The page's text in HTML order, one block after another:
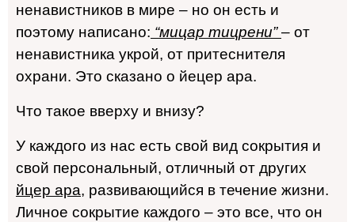
ненавистников в мире – но он есть и
поэтому написано: “мицар тицрени” – от
ненавистника укрой, от притеснителя
охрани. Это сказано о йецер ара.
Что такое вверху и внизу?
У каждого из нас есть свой вид сокрытия и
свой персональный, отличный от других
йцер ара, развивающийся в течение жизни.
Личное сокрытие каждого – это все, что он